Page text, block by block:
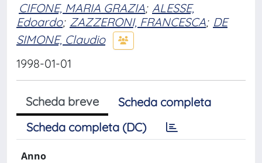
CIFONE, MARIA GRAZIA; ALESSE,
Edoardo; ZAZZERONI, FRANCESCA; DE
SIMONE, Claudio
1998-01-01
Scheda breve
Scheda completa
Scheda completa (DC)
Anno